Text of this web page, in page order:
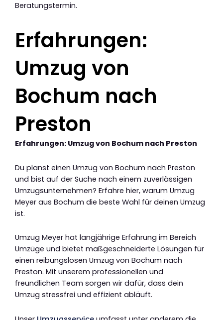
Beratungstermin.
Erfahrungen:
Umzug von
Bochum nach
Preston
Erfahrungen: Umzug von Bochum nach Preston
Du planst einen Umzug von Bochum nach Preston
und bist auf der Suche nach einem zuverlässigen
Umzugsunternehmen? Erfahre hier, warum Umzug
Meyer aus Bochum die beste Wahl für deinen Umzug
ist.
Umzug Meyer hat langjährige Erfahrung im Bereich
Umzüge und bietet maßgeschneiderte Lösungen für
einen reibungslosen Umzug von Bochum nach
Preston. Mit unserem professionellen und
freundlichen Team sorgen wir dafür, dass dein
Umzug stressfrei und effizient abläuft.